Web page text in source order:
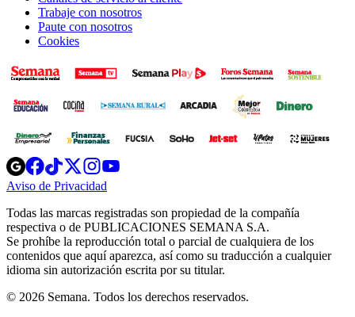
Trabaje con nosotros
Paute con nosotros
Cookies
Opens
in
new
Opens
in
new
Opens
in
new
window
Opens
new
windowwindow
Aviso de Privacidad
new
window
Todas las marcas registradas son propiedad de la compañía
respectiva o de PUBLICACIONES SEMANA S.A.
Se prohíbe la reproducción total o parcial de cualquiera de los
contenidos que aquí aparezca, así como su traducción a cualquier
idioma sin autorización escrita por su titular.
© 2026 Semana. Todos los derechos reservados.